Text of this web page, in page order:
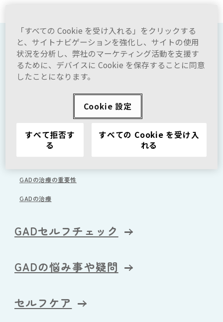
TOP
GADとは
GADの治療の重要性
GADの治療
GADセルフチェック
GADの悩み事や疑問
セルフケア
「すべての Cookie を受け入れる」をクリックする
と、サイトナビゲーションを強化し、サイトの使用
状況を分析し、弊社のマーケティング活動を支援す
るために、デバイスに Cookie を保存することに同意
したことになります。
Cookie 設定
すべて拒否す
る
すべての Cookie を受け入
れる